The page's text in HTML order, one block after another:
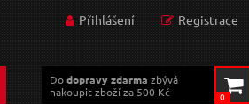
Přihlášení Registrace
Dodopravy zdarma zbývá
nakoupit zboží za 500 Kč
0